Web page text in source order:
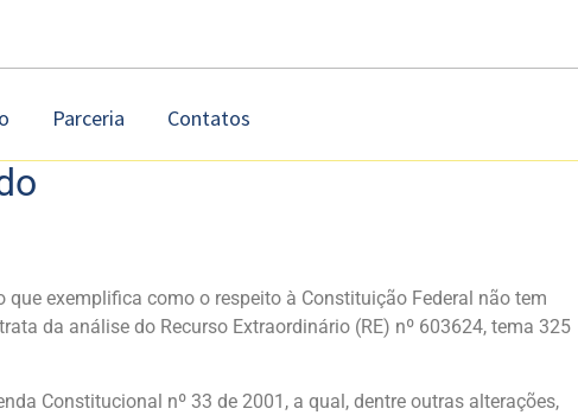
Parceria Contatos
exemplifica como o respeito à Constituição Federal não tem
da análise do Recurso Extraordinário (RE) nº 603624, tema 325
Constitucional nº 33 de 2001, a qual, dentre outras alterações,